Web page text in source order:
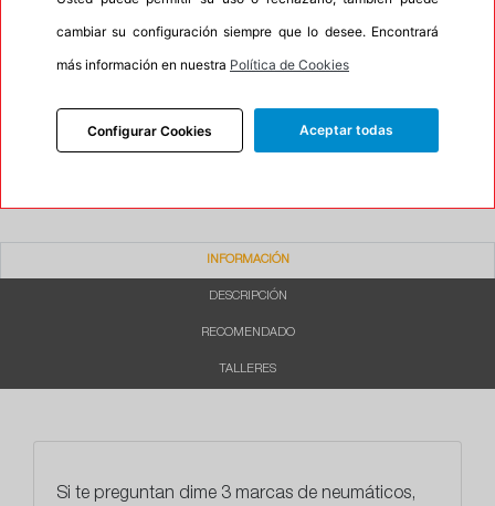
Oportunidad No
Campo
Etiqueta energética Información Eprel
INFORMACIÓN
DESCRIPCIÓN
RECOMENDADO
TALLERES
Si te preguntan dime 3 marcas de neumáticos,
cambiar su configuración siempre que lo desee. Encontrará
más información en nuestra Política de Cookies
Configurar Cookies Aceptar todas